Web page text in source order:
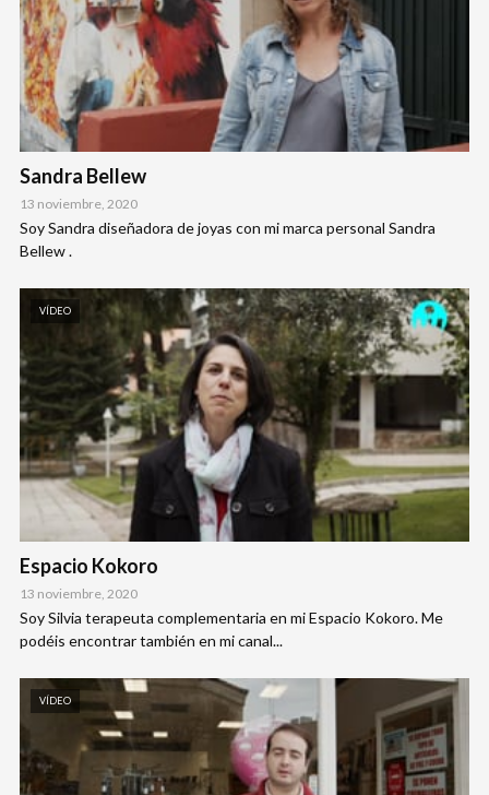
Sandra Bellew
13 noviembre, 2020
Soy Sandra diseñadora de joyas con mi marca personal Sandra
Bellew .
VÍDEO
Espacio Kokoro
13 noviembre, 2020
Soy Silvia terapeuta complementaria en mi Espacio Kokoro. Me
podéis encontrar también en mi canal...
VÍDEO